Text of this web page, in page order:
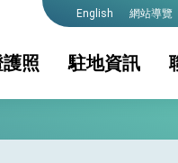
English 網站導覽
照
簽證
駐地資訊
及入境須知 國家相關
球健康的創新能量